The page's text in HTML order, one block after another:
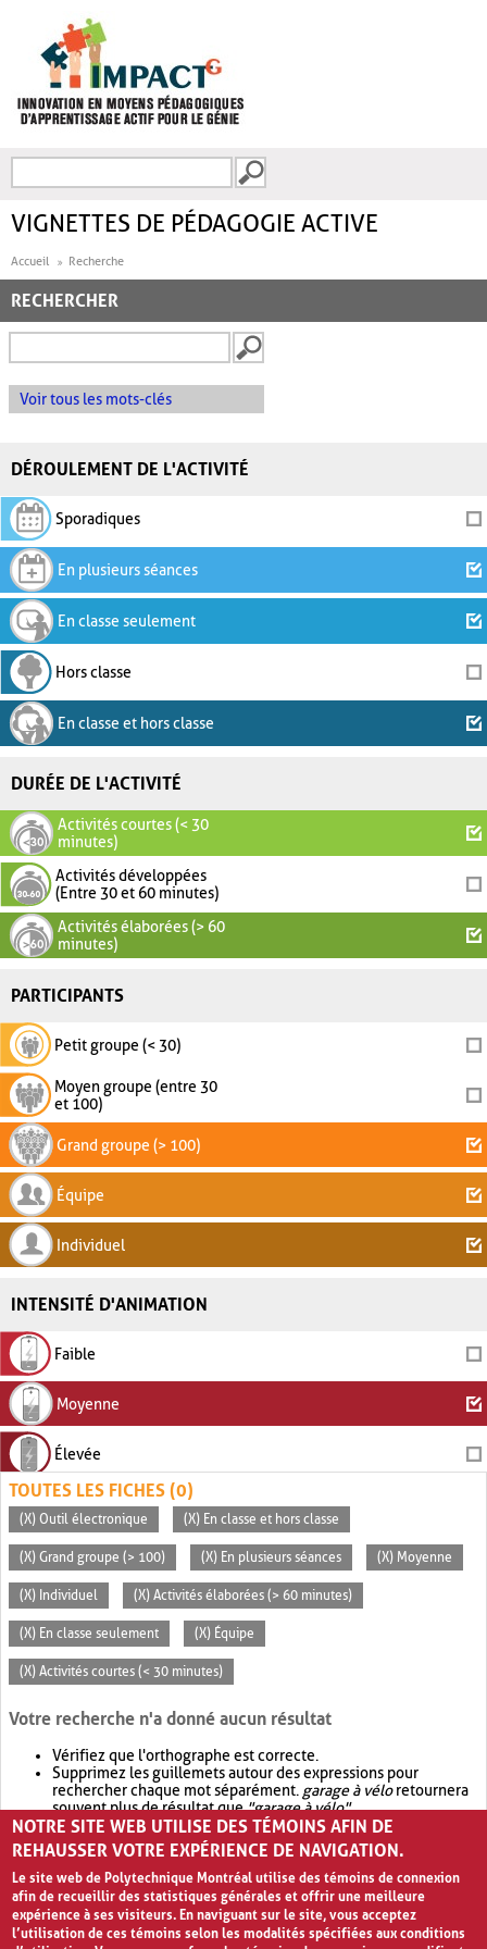
FORMULAIRE DE
VIGNETTES DE PÉDAGOGIE ACTIVE
Accueil Recherche
RECHERCHER
Voir tous les mots-clés
DÉROULEMENT DE L'ACTIVITÉ
Sporadiques
En plusieurs séances
En classe seulement
Hors classe
En classe et hors classe
DURÉE DE L'ACTIVITÉ
Activités courtes (< 30
minutes)
Activités développées
(Entre 30 et 60 minutes)
Activités élaborées (> 60
minutes)
PARTICIPANTS
Petit groupe (< 30)
Moyen groupe (entre 30
et 100)
Grand groupe (> 100)
Équipe
Individuel
INTENSITÉ D'ANIMATION
Faible
Moyenne
Élevée
TOUTES LES FICHES (0)
(X) Outil électronique (X) En classe et hors classe
(X) Grand groupe (> 100) (X) En plusieurs séances (X) Moyenne
(X) Individuel (X) Activités élaborées (> 60 minutes)
(X) En classe seulement (X) Équipe
(X) Activités courtes (< 30 minutes)
Votre recherche n'a donné aucun résultat
Vérifiez que l'orthographe est correcte.
Supprimez les guillemets autour des expressions pour
rechercher chaque mot séparément. garage à véloretournera
souvent plus de résultat que"garage à vélo".
Envisagez d'élargir votre recherche avec OR.garage OR vélo
retournera souvent plus de résultat quegarage à vélo
NOTRE SITE WEB UTILISE DES TÉMOINS AFIN DE
REHAUSSER VOTRE EXPÉRIENCE DE NAVIGATION.
Le site web de Polytechnique Montréal utilise des témoins de connexion
afin de recueillir des statistiques générales et offrir une meilleure
expérience à ses visiteurs. En naviguant sur le site, vous acceptez
l’utilisation de ces témoins selon les modalités spécifiées aux conditions